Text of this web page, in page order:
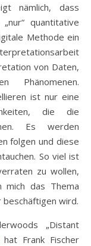
nämlich, dass
quantitative
Methode ein
von Daten,
Phänomenen.
ist nur eine
die die
Es werden
folgen und diese
So viel ist
zu wollen,
mich das Thema
wird.
„Distant
Frank Fischer